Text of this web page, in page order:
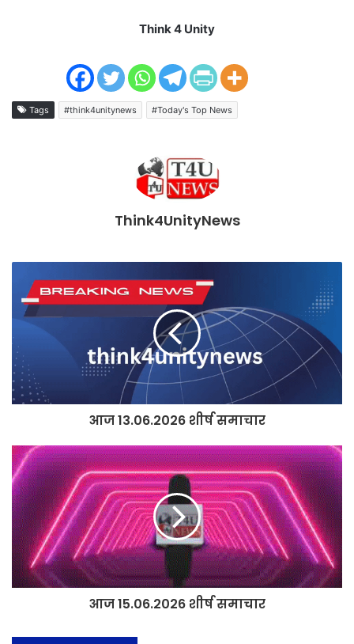
Think 4 Unity
Tags #think4unitynews #Today's Top News
Think4UnityNews
आज 13.06.2026 शीर्ष समाचार
आज 15.06.2026 शीर्ष समाचार